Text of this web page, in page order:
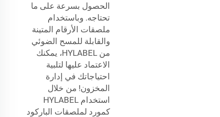
الحصول بسرعة على ما
تحتاجه. وباستخدام
ملصقات الأرقام المتينة
والقابلة للمسح الضوئي
من HYLABEL، يمكنك
الاعتماد عليها لتلبية
احتياجاتك في إدارة
المخزون! من خلال
استخدام HYLABEL
كمورد لملصقات الباركود